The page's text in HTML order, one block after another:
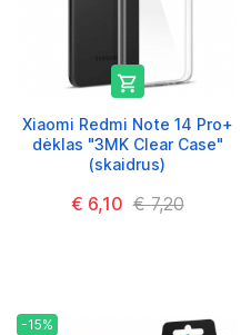

Xiaomi Redmi Note 14 Pro+
dėklas "3MK Clear Case"
(skaidrus)
€ 6,10 € 7,20
-15%